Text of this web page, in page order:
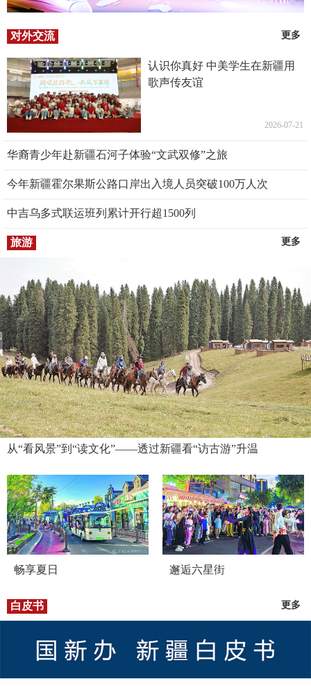
对外交流 更多
认识你真好 中美学生在新疆用
歌声传友谊
2026-07-21
华裔青少年赴新疆石河子体验“文武双修”之旅
今年新疆霍尔果斯公路口岸出入境人员突破100万人次
中吉乌多式联运班列累计开行超1500列
旅游 更多
从“看风景”到“读文化”——透过新疆看“访古游”升温
畅享夏日 邂逅六星街
白皮书 更多